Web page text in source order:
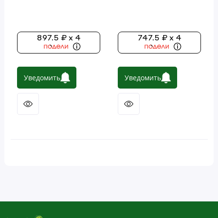
897.5 ₽ x 4
Уведомить
747.5 ₽ x 4
Уведомить